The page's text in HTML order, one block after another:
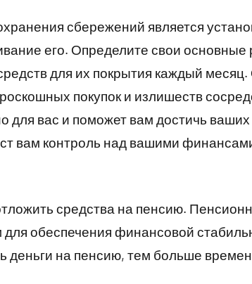
сбережений является
его. Определите свои основные
для их покрытия каждый
покупок и излишеств
для вас и поможет вам достичь
вам контроль над вашими
средства на пенсию.
обеспечения финансовой
деньги на пенсию, тем больше